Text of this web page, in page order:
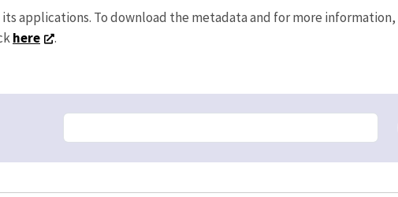
applications. To download the metadata and for more
here .